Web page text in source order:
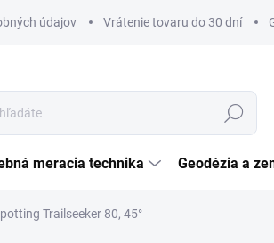
údajov Vrátenie tovaru do 30 dní
Hľadať
meracia technika Geodézia a
Trailseeker 80, 45°